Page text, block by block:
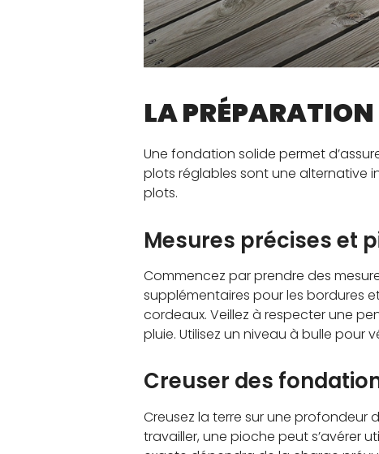
LA
Une fondation solide permet
plots réglables sont une alternative
plots.
Mesures précises et
Commencez par prendre des
supplémentaires pour les bordures
cordeaux. Veillez à respecter une
pluie. Utilisez un niveau à bulle pour
Creuser des
Creusez la terre sur une profondeur
travailler, une pioche peut s’avérer